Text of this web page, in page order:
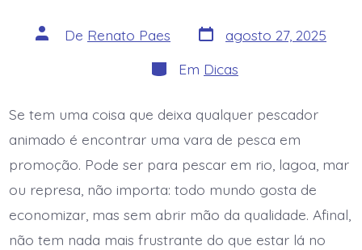
Autor
do
De Renato Paes Data
do
agosto 27, 2025
Categorias
Em Dicas
Se tem uma coisa que deixa qualquer pescador
animado é encontrar uma vara de pesca em
promoção. Pode ser para pescar em rio, lagoa, mar
ou represa, não importa: todo mundo gosta de
economizar, mas sem abrir mão da qualidade. Afinal,
não tem nada mais frustrante do que estar lá no